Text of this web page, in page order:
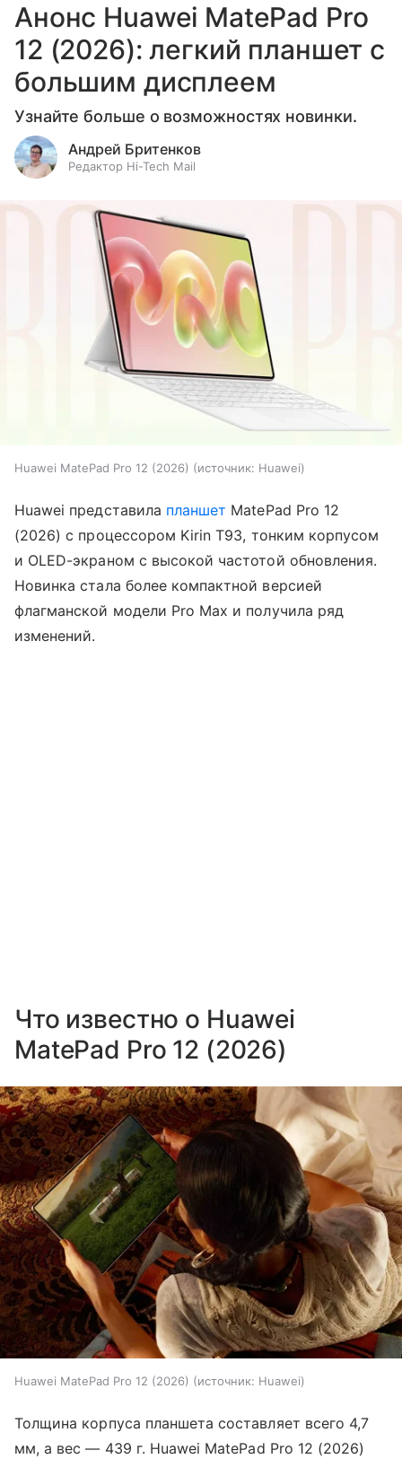
Анонс Huawei MatePad Pro
12 (2026): легкий планшет с
большим дисплеем
Узнайте больше о возможностях новинки.
Андрей Бритенков
Редактор Hi-Tech Mail
Huawei MatePad Pro 12 (2026) источник: Huawei
Huawei представила планшет MatePad Pro 12
(2026) с процессором Kirin T93, тонким корпусом
и OLED-экраном с высокой частотой обновления.
Новинка стала более компактной версией
флагманской модели Pro Max и получила ряд
изменений.
Что известно о Huawei
MatePad Pro 12 (2026)
Huawei MatePad Pro 12 (2026) источник: Huawei
Толщина корпуса планшета составляет всего 4,7
мм, а вес — 439 г. Huawei MatePad Pro 12 (2026)